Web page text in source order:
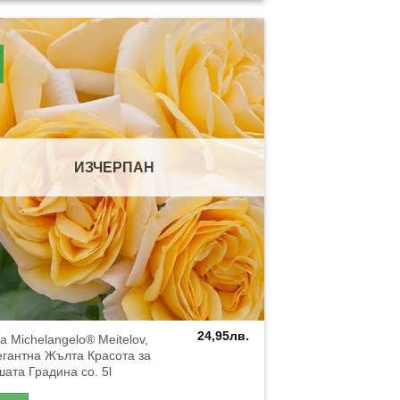
ИЗЧЕРПАН
Michelangelo® Meitelov,
Жълта Красота за
Градина co. 5l
24,95лв.